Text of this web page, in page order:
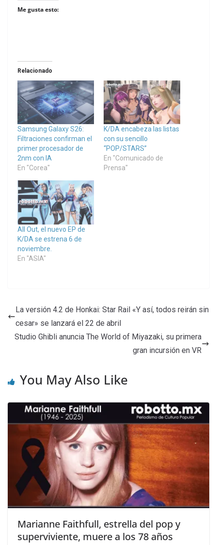
Me gusta esto:
Relacionado
Samsung Galaxy S26:
Filtraciones confirman el
primer procesador de
2nm con IA
En "Corea"
K/DA encabeza las listas
con su sencillo
“POP/STARS”
En "Comunicado de
Prensa"
All Out, el nuevo EP de
K/DA se estrena 6 de
noviembre.
En "ASIA"
La versión 4.2 de Honkai: Star Rail «Y así, todos reirán sin
cesar» se lanzará el 22 de abril
Studio Ghibli anuncia The World of Miyazaki, su primera
gran incursión en VR
You May Also Like
Marianne Faithfull, estrella del pop y
superviviente, muere a los 78 años